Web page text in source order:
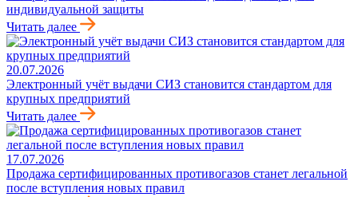
индивидуальной защиты
Читать далее
20.07.2026
Электронный учёт выдачи СИЗ становится стандартом для
крупных предприятий
Читать далее
17.07.2026
Продажа сертифицированных противогазов станет легальной
после вступления новых правил